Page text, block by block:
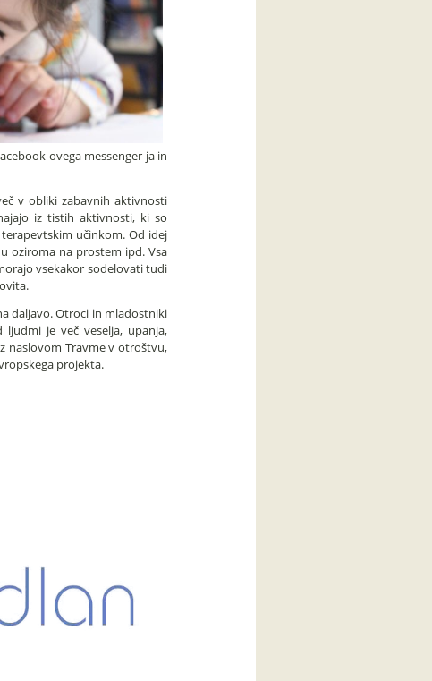
ovega messenger-ja in
v obliki zabavnih aktivnosti
iz tistih aktivnosti, ki so
učinkom. Od idej
oziroma na prostem ipd. Vsa
vsekakor sodelovati tudi
daljavo. Otroci in mladostniki
je več veselja, upanja,
naslovom Travme v otroštvu,
projekta.